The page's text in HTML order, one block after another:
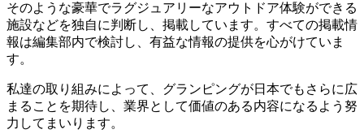
そのような豪華でラグジュアリーなアウトドア体験ができる
施設などを独自に判断し、掲載しています。すべての掲載情
報は編集部内で検討し、有益な情報の提供を心がけていま
す。
私達の取り組みによって、グランピングが日本でもさらに広
まることを期待し、業界として価値のある内容になるよう努
力してまいります。